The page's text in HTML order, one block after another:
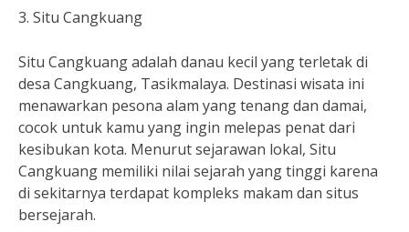
3. Situ Cangkuang
Situ Cangkuang adalah danau kecil yang terletak di
desa Cangkuang, Tasikmalaya. Destinasi wisata ini
menawarkan pesona alam yang tenang dan damai,
cocok untuk kamu yang ingin melepas penat dari
kesibukan kota. Menurut sejarawan lokal, Situ
Cangkuang memiliki nilai sejarah yang tinggi karena
di sekitarnya terdapat kompleks makam dan situs
bersejarah.